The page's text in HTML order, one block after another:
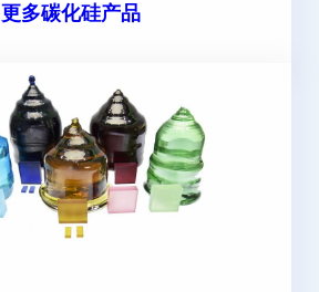
更多碳化硅产品